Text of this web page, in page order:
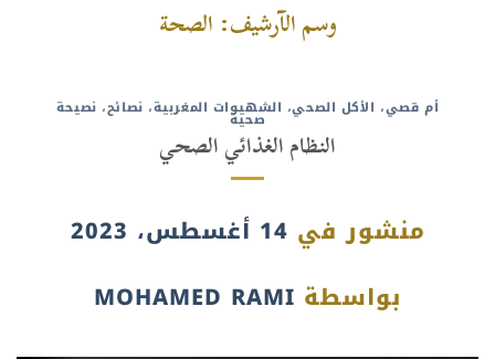
وسم الآرشيف: الصحة
أم قصي، الأكل الصحي، الشهيوات المغربية، نصائح، نصيحة
صحية
النظام الغذائي الصحي
منشور في 14 أغسطس، 2023
بواسطة MOHAMED RAMI